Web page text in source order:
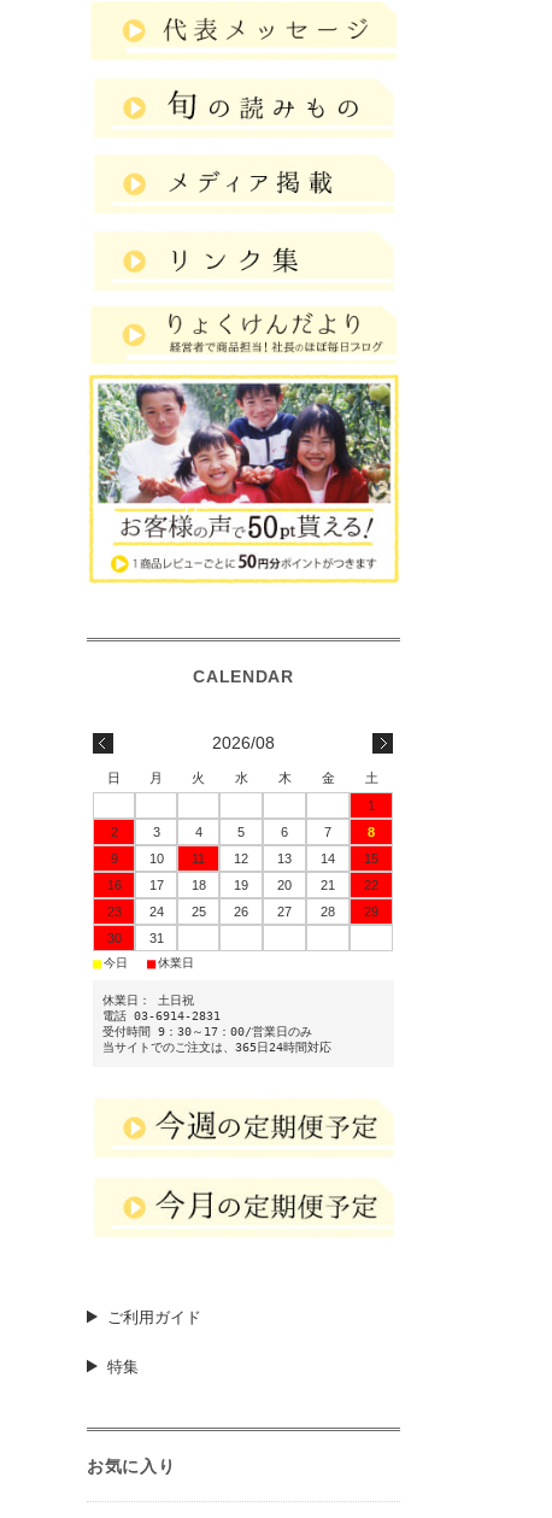
2026/08
日 月 火 水 木 金
土
1
2
3 4 5 6 7
8
9
10 11 12 13 14
15
16
17 18 19 20 21
22
23
24 25 26 27 28
29
30
31
■今日 ■休業日
休業日： 土日祝
電話 03-6914-2831
受付時間 9：30～17：00/営業日のみ
当サイトでのご注文は、365日24時間対応
ご利用ガイド
特集
お気に入り